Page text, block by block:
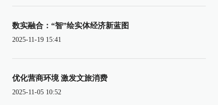
数实融合：“智”绘实体经济新蓝图
2025-11-19 15:41
优化营商环境 激发文旅消费
2025-11-05 10:52